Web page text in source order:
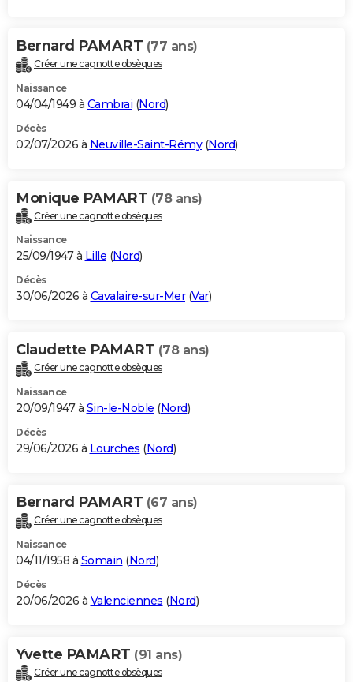
Bernard PAMART (77 ans)
Créer une cagnotte obsèques
Naissance
04/04/1949 à Cambrai (Nord)
Décès
02/07/2026 à Neuville-Saint-Rémy(Nord)
Monique PAMART (78 ans)
Créer une cagnotte obsèques
Naissance
25/09/1947 à Lille (Nord)
Décès
30/06/2026 à Cavalaire-sur-Mer(Var)
Claudette PAMART (78 ans)
Créer une cagnotte obsèques
Naissance
20/09/1947 à Sin-le-Noble (Nord)
Décès
29/06/2026 à Lourches (Nord)
Bernard PAMART (67 ans)
Créer une cagnotte obsèques
Naissance
04/11/1958 à Somain (Nord)
Décès
20/06/2026 à Valenciennes (Nord)
Yvette PAMART (91 ans)
Créer une cagnotte obsèques